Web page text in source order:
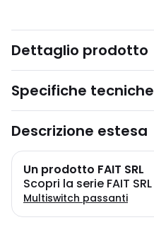
Dettaglio prodotto
Specifiche tecniche
Descrizione estesa
Un prodotto FAIT SRL
Scopri la serie FAIT SRL
Multiswitch passanti